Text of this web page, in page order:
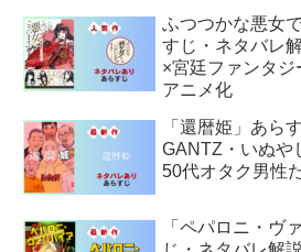
ふつつかな悪女
すじ・ネタバレ
×宮廷ファンタジ
アニメ化
「還暦姫」あら
GANTZ・いぬや
50代オタク男性
「ペパロニ・ヴ